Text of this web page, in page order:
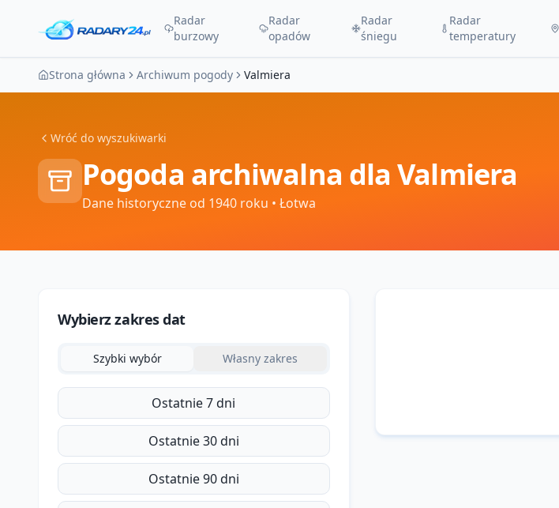
Radar
burzowy
Radar
opadów
Radar
śniegu
Radar
temperatury
Strona główna Archiwum pogody Valmiera
Wróć do wyszukiwarki
Pogoda archiwalna dlaValmiera
Dane historyczne od 1940 roku • Łotwa
Wybierz zakres dat
Szybki wybór Własny zakres
Ostatnie 7 dni
Ostatnie 30 dni
Ostatnie 90 dni